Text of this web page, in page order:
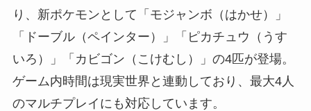
り、新ポケモンとして「モジャンボ（はかせ）」
「ドーブル（ペインター）」「ピカチュウ（うす
いろ）」「カビゴン（こけむし）」の4匹が登場。
ゲーム内時間は現実世界と連動しており、最大4人
のマルチプレイにも対応しています。